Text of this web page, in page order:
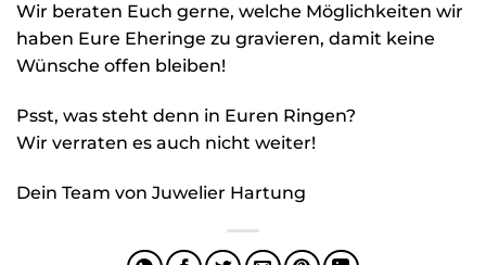
Wir beraten Euch gerne, welche Möglichkeiten wir
haben Eure Eheringe zu gravieren, damit keine
Wünsche offen bleiben!
Psst, was steht denn in Euren Ringen?
Wir verraten es auch nicht weiter!
Dein Team von Juwelier Hartung